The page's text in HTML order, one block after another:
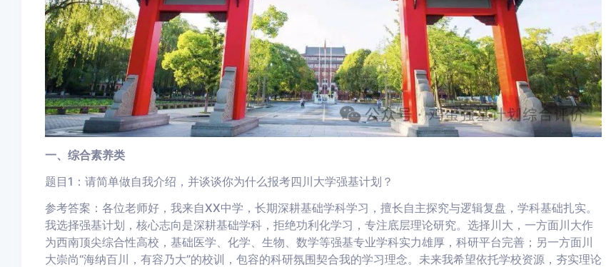
一、综合素养类
题目1：请简单做自我介绍，并谈谈你为什么报考四川大学强基计划？
参考答案：各位老师好，我来自XX中学，长期深耕基础学科学习，擅长自主探究与逻辑复盘，学科基础扎实。
我选择强基计划，核心志向是深耕基础学科，拒绝功利化学习，专注底层理论研究。选择川大，一方面川大作
为西南顶尖综合性高校，基础医学、化学、生物、数学等强基专业学科实力雄厚，科研平台完善；另一方面川
大崇尚“海纳百川，有容乃大”的校训，包容的科研氛围契合我的学习理念。未来我希望依托学校资源，夯实理论